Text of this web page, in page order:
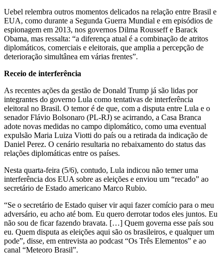
Uebel relembra outros momentos delicados na relação entre Brasil e
EUA, como durante a Segunda Guerra Mundial e em episódios de
espionagem em 2013, nos governos Dilma Rousseff e Barack
Obama, mas ressalta: “a diferença atual é a combinação de atritos
diplomáticos, comerciais e eleitorais, que amplia a percepção de
deterioração simultânea em várias frentes”.
Receio de interferência
As recentes ações da gestão de Donald Trump já são lidas por
integrantes do governo Lula como tentativas de interferência
eleitoral no Brasil. O temor é de que, com a disputa entre Lula e o
senador Flávio Bolsonaro (PL-RJ) se acirrando, a Casa Branca
adote novas medidas no campo diplomático, como uma eventual
expulsão Maria Luiza Viotti do país ou a retirada da indicação de
Daniel Perez. O cenário resultaria no rebaixamento do status das
relações diplomáticas entre os países.
Nesta quarta-feira (5/6), contudo, Lula indicou não temer uma
interferência dos EUA sobre as eleições e enviou um “recado” ao
secretário de Estado americano Marco Rubio.
“Se o secretário de Estado quiser vir aqui fazer comício para o meu
adversário, eu acho até bom. Eu quero derrotar todos eles juntos. Eu
não sou de ficar fazendo bravata. […] Quem governa esse país sou
eu. Quem disputa as eleições aqui são os brasileiros, e qualquer um
pode”, disse, em entrevista ao podcast “Os Três Elementos” e ao
canal “Meteoro Brasil”.